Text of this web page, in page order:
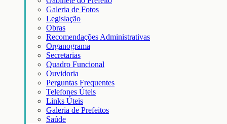
Galeria de Fotos
Legislação
Obras
Recomendações Administrativas
Organograma
Secretarias
Quadro Funcional
Ouvidoria
Perguntas Frequentes
Telefones Úteis
Links Úteis
Galeria de Prefeitos
Saúde